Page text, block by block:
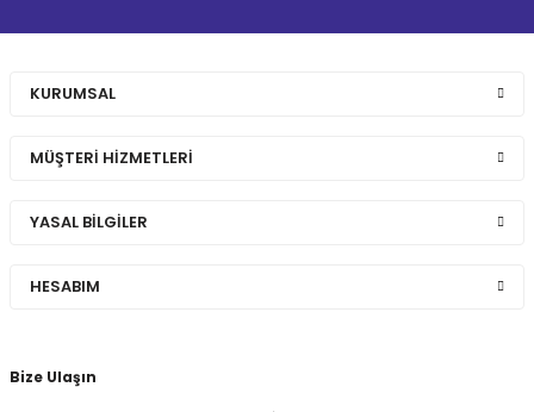
Bize Ulaşın
KURUMSAL
MÜŞTERİ HİZMETLERİ
YASAL BİLGİLER
HESABIM